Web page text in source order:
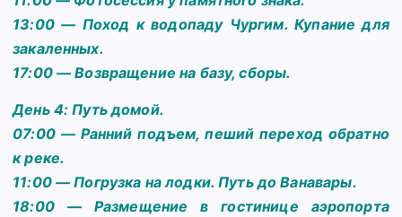
13:00 — Поход к водопаду Чургим. Купание для
закаленных.
17:00 — Возвращение на базу, сборы.
День 4: Путь домой.
07:00 — Ранний подъем, пеший переход обратно
к реке.
11:00 — Погрузка на лодки. Путь до Ванавары.
18:00 — Размещение в гостинице аэропорта